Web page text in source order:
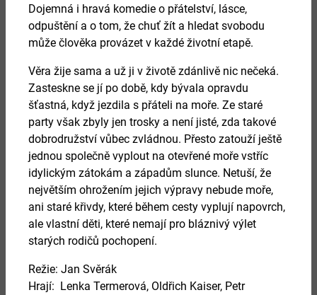
27.
srpen 2026
HRDELNÍ PRÁVO
Více
Dojemná i hravá komedie o přátelství, lásce,
odpuštění a o tom, že chuť žít a hledat svobodu
může člověka provázet v každé životní etapě.
Věra žije sama a už ji v životě zdánlivě nic nečeká.
Zasteskne se jí po době, kdy bývala opravdu
šťastná, když jezdila s přáteli na moře. Ze staré
party však zbyly jen trosky a není jisté, zda takové
dobrodružství vůbec zvládnou. Přesto zatouží ještě
jednou společně vyplout na otevřené moře vstříc
idylickým zátokám a západům slunce. Netuší, že
největším ohrožením jejich výpravy nebude moře,
ani staré křivdy, které během cesty vyplují napovrch,
ale vlastní děti, které nemají pro bláznivý výlet
starých rodičů pochopení.
Režie: Jan Svěrák
Hrají: Lenka Termerová, Oldřich Kaiser, Petr